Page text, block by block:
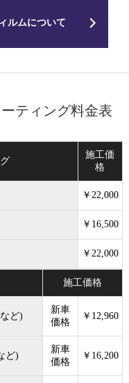
ルムについて
ティング料金表
施工価
格
￥22,000
￥16,500
￥22,000
施工価格
ど)
新車
価格
￥12,960
ど)
新車
価格
￥16,200